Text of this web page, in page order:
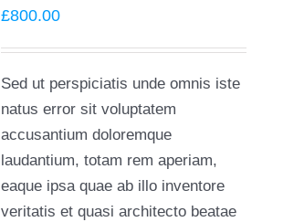
£800.00
Sed ut perspiciatis unde omnis iste
natus error sit voluptatem
accusantium doloremque
laudantium, totam rem aperiam,
eaque ipsa quae ab illo inventore
veritatis et quasi architecto beatae